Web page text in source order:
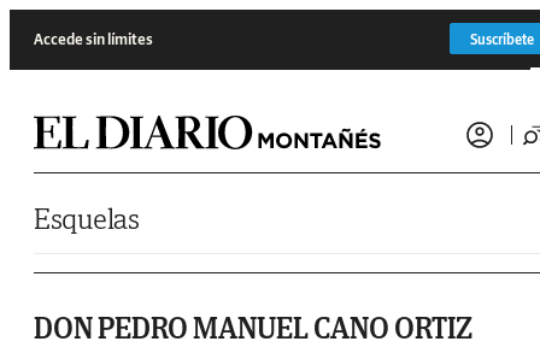
Accede sin límites Suscríbete
Esquelas
DON PEDRO MANUEL CANO ORTIZ